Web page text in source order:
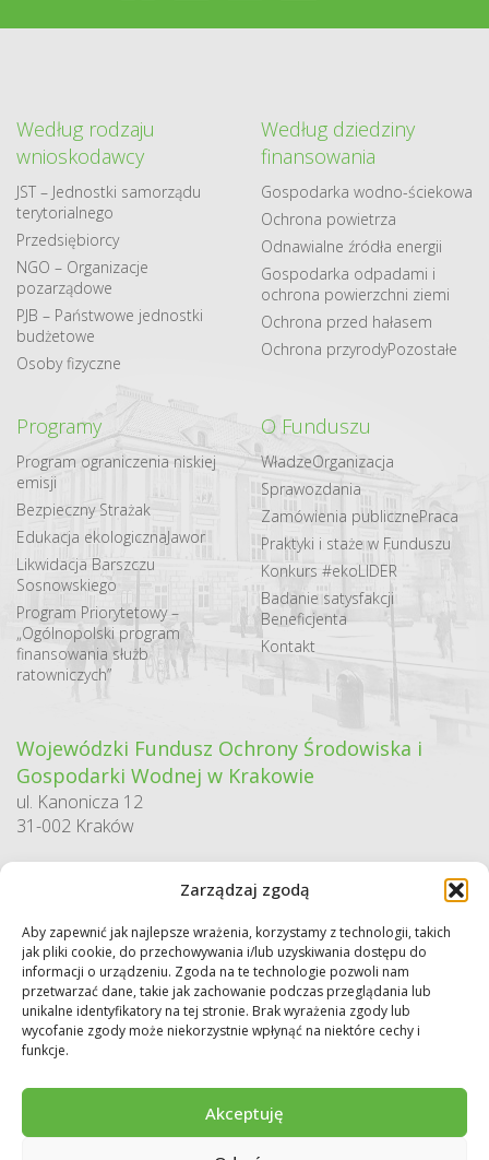
Zarządzaj zgodą
Aby zapewnić jak najlepsze wrażenia, korzystamy z technologii, takich
jak pliki cookie, do przechowywania i/lub uzyskiwania dostępu do
informacji o urządzeniu. Zgoda na te technologie pozwoli nam
przetwarzać dane, takie jak zachowanie podczas przeglądania lub
unikalne identyfikatory na tej stronie. Brak wyrażenia zgody lub
wycofanie zgody może niekorzystnie wpłynąć na niektóre cechy i
funkcje.
Akceptuję
Według rodzaju
wnioskodawcy
JST – Jednostki samorządu
terytorialnego
Przedsiębiorcy
NGO – Organizacje
pozarządowe
PJB – Państwowe jednostki
budżetowe
Osoby fizyczne
Według dziedziny
finansowania
Gospodarka​ wodno​-ściekowa
Ochrona powietrza
Odnawialne​ źródła​ energii
Gospodarka odpadami i
ochrona powierzchni ziemi
Ochrona przed hałasem
Ochrona przyrodyPozostałe
Programy
Program ograniczenia niskiej
emisji
Bezpieczny Strażak
Edukacja ekologicznaJawor
Likwidacja Barszczu
Sosnowskiego
Program Priorytetowy –
„Ogólnopolski program
finansowania służb
ratowniczych”
O Funduszu
WładzeOrganizacja
Sprawozdania
Zamówienia publicznePraca
Praktyki i staże w Funduszu
Konkurs #ekoLIDER
Badanie satysfakcji
Beneficjenta
Kontakt
Wojewódzki Fundusz Ochrony Środowiska i
Gospodarki Wodnej w Krakowie
ul. Kanonicza 12
31-002 Kraków
Sekretariat / Dziennik podawczy
tel.: 12 422 94 90
e-mail:biuro@wfos.krakow.pl